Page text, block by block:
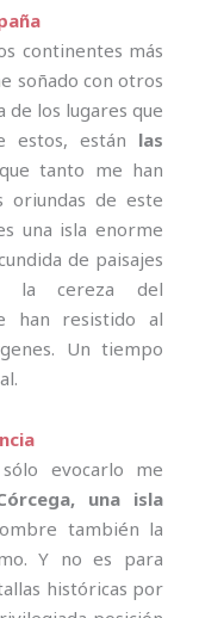
continentes más
soñado con otros
de los lugares que
estos, están las
tanto me han
oriundas de este
una isla enorme
de paisajes
la cereza del
han resistido al
Un tiempo
evocarlo me
una isla
también la
Y no es para
históricas por